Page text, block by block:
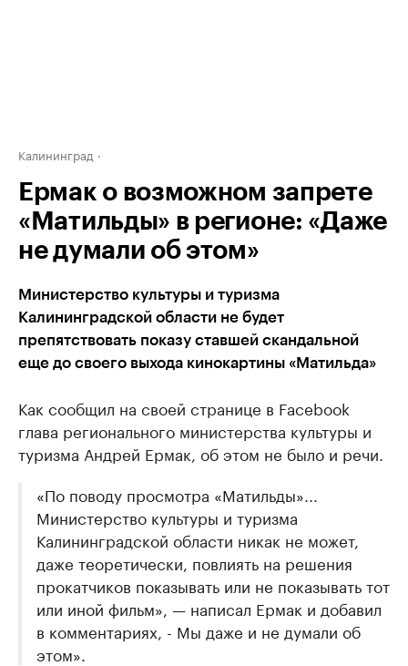
Калининград
Ермак о возможном запрете
«Матильды» в регионе: «Даже
не думали об этом»
Министерство культуры и туризма
Калининградской области не будет
препятствовать показу ставшей скандальной
еще до своего выхода кинокартины «Матильда»
Как сообщил на своей странице в Facebook
глава регионального министерства культуры и
туризма Андрей Ермак, об этом не было и речи.
«По поводу просмотра «Матильды»...
Министерство культуры и туризма
Калининградской области никак не может,
даже теоретически, повлиять на решения
прокатчиков показывать или не показывать тот
или иной фильм», — написал Ермак и добавил
в комментариях, - Мы даже и не думали об
этом».